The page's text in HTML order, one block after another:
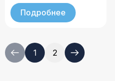
Подробнее
1 2